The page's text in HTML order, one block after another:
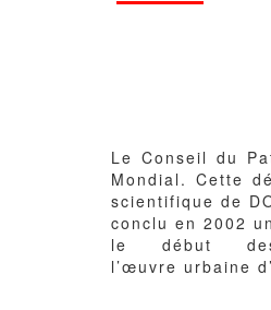
texte
Le Conseil du
Mondial. Cette
scientifique de
conclu en 2002
le début
l’œuvre urbaine